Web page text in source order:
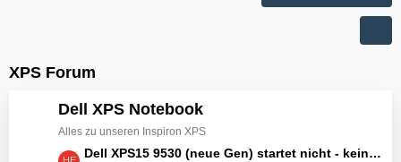
XPS Forum
Dell XPS Notebook
Alles zu unseren Inspiron XPS
L
Dell XPS15 9530 (neue Gen) startet nicht - kein booten, kein Licht - nichts tut sich - hat jemand eine Idee wie man ihn zum Leben erwecken könnte?